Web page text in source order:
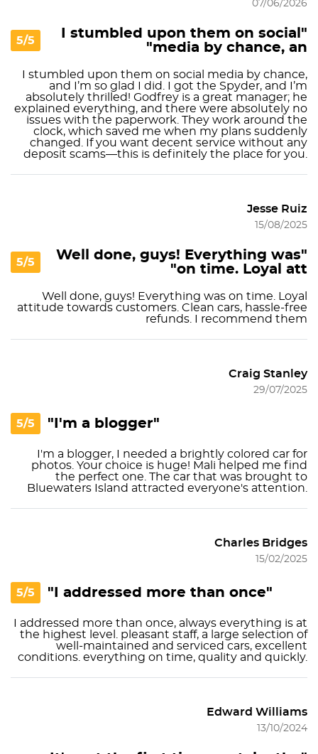
07/06/2026
5/5
"I stumbled upon them on social
media by chance, an"
I stumbled upon them on social media by chance,
and I’m so glad I did. I got the Spyder, and I’m
absolutely thrilled! Godfrey is a great manager; he
explained everything, and there were absolutely no
issues with the paperwork. They work around the
clock, which saved me when my plans suddenly
changed. If you want decent service without any
deposit scams—this is definitely the place for you.
Jesse Ruiz
15/08/2025
5/5
"Well done, guys! Everything was
on time. Loyal att"
Well done, guys! Everything was on time. Loyal
attitude towards customers. Clean cars, hassle-free
refunds. I recommend them
Craig Stanley
29/07/2025
5/5 "I'm a blogger"
I'm a blogger, I needed a brightly colored car for
photos. Your choice is huge! Mali helped me find
the perfect one. The car that was brought to
Bluewaters Island attracted everyone's attention.
Charles Bridges
15/02/2025
5/5 "I addressed more than once"
I addressed more than once, always everything is at
the highest level. pleasant staff, a large selection of
well-maintained and serviced cars, excellent
conditions. everything on time, quality and quickly.
Edward Williams
13/10/2024